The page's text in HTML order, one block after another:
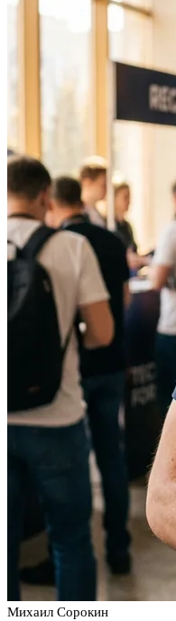
Михаил Сорокин